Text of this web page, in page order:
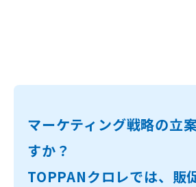
マーケティング戦略の立
すか？
TOPPANクロレでは、販